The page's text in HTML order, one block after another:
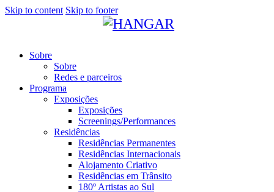
Skip to content Skip to footer
Sobre
Sobre
Redes e parceiros
Programa
Exposições
Exposições
Screenings/Performances
Residências
Residências Permanentes
Residências Internacionais
Alojamento Criativo
Residências em Trânsito
180º Artistas ao Sul